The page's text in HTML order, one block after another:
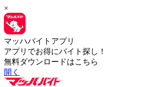
×
マッハバイトアプリ
アプリでお得にバイト探し！
無料ダウンロードはこちら
開く